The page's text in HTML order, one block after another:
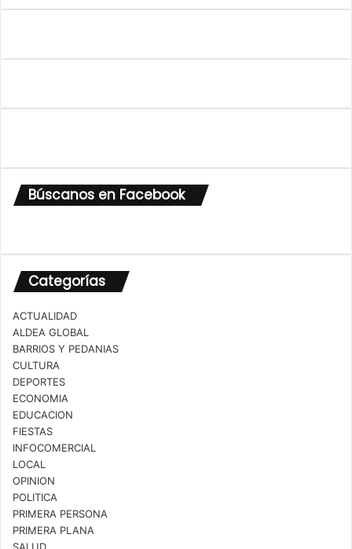
Búscanos en Facebook
Categorías
ACTUALIDAD
ALDEA GLOBAL
BARRIOS Y PEDANIAS
CULTURA
DEPORTES
ECONOMIA
EDUCACION
FIESTAS
INFOCOMERCIAL
LOCAL
OPINION
POLITICA
PRIMERA PERSONA
PRIMERA PLANA